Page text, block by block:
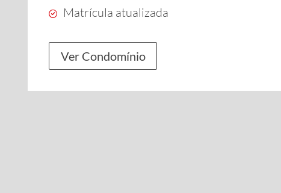
Matrícula atualizada
Ver Condomínio